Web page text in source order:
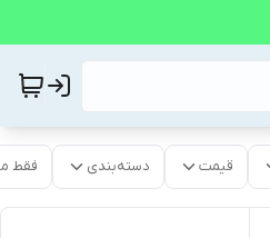
قیمت دسته‌بندی فقط